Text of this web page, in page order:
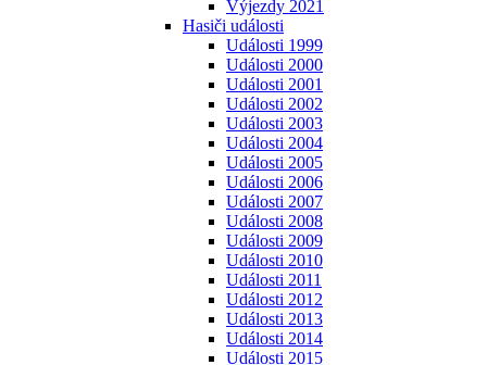
Výjezdy 2021
Hasiči události
Události 1999
Události 2000
Události 2001
Události 2002
Události 2003
Události 2004
Události 2005
Události 2006
Události 2007
Události 2008
Události 2009
Události 2010
Události 2011
Události 2012
Události 2013
Události 2014
Události 2015